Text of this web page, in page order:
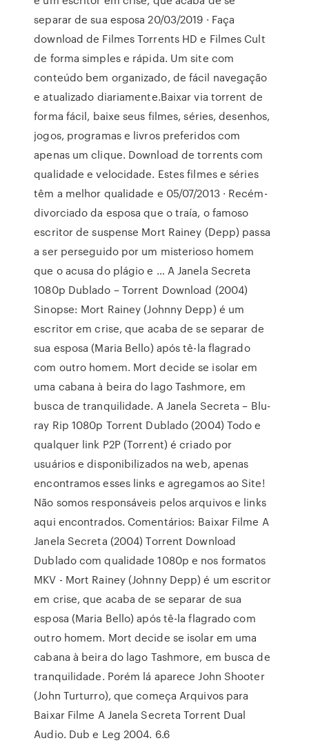
separar de sua esposa 20/03/2019 · Faça
download de Filmes Torrents HD e Filmes Cult
de forma simples e rápida. Um site com
conteúdo bem organizado, de fácil navegação
e atualizado diariamente.Baixar via torrent de
forma fácil, baixe seus filmes, séries, desenhos,
jogos, programas e livros preferidos com
apenas um clique. Download de torrents com
qualidade e velocidade. Estes filmes e séries
têm a melhor qualidade e 05/07/2013 · Recém-
divorciado da esposa que o traía, o famoso
escritor de suspense Mort Rainey (Depp) passa
a ser perseguido por um misterioso homem
que o acusa do plágio e … A Janela Secreta
1080p Dublado – Torrent Download (2004)
Sinopse: Mort Rainey (Johnny Depp) é um
escritor em crise, que acaba de se separar de
sua esposa (Maria Bello) após tê-la flagrado
com outro homem. Mort decide se isolar em
uma cabana à beira do lago Tashmore, em
busca de tranquilidade. A Janela Secreta – Blu-
ray Rip 1080p Torrent Dublado (2004) Todo e
qualquer link P2P (Torrent) é criado por
usuários e disponibilizados na web, apenas
encontramos esses links e agregamos ao Site!
Não somos responsáveis pelos arquivos e links
aqui encontrados. Comentários: Baixar Filme A
Janela Secreta (2004) Torrent Download
Dublado com qualidade 1080p e nos formatos
MKV - Mort Rainey (Johnny Depp) é um escritor
em crise, que acaba de se separar de sua
esposa (Maria Bello) após tê-la flagrado com
outro homem. Mort decide se isolar em uma
cabana à beira do lago Tashmore, em busca de
tranquilidade. Porém lá aparece John Shooter
(John Turturro), que começa Arquivos para
Baixar Filme A Janela Secreta Torrent Dual
Audio. Dub e Leg 2004. 6.6